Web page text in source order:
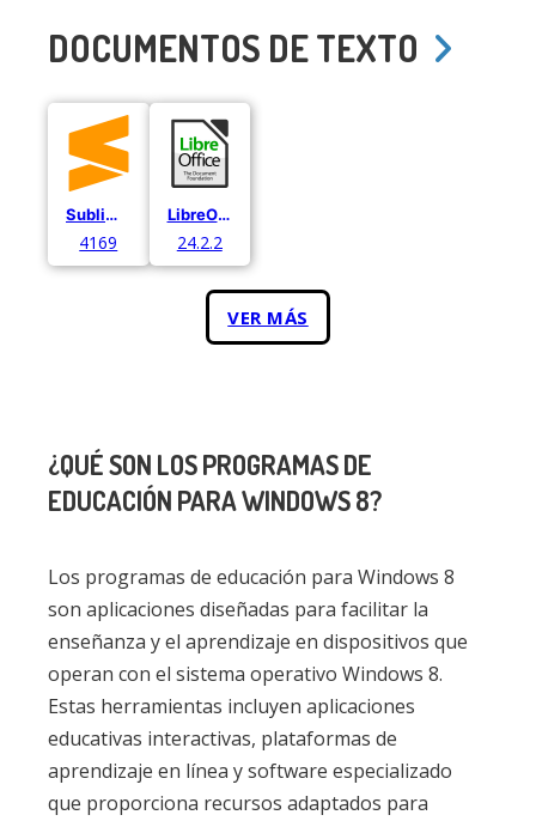
DOCUMENTOS DE TEXTO
VER MÁS
Sublime Text
4169
LibreOffice
24.2.2
¿QUÉ SON LOS PROGRAMAS DE
EDUCACIÓN PARA WINDOWS 8?
Los programas de educación para Windows 8
son aplicaciones diseñadas para facilitar la
enseñanza y el aprendizaje en dispositivos que
operan con el sistema operativo Windows 8.
Estas herramientas incluyen aplicaciones
educativas interactivas, plataformas de
aprendizaje en línea y software especializado
que proporciona recursos adaptados para